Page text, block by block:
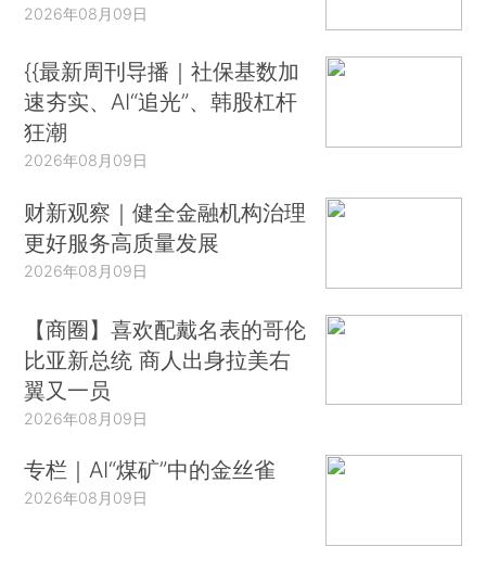
2026年08月09日
{{最新周刊导播｜社保基数加
速夯实、AI“追光”、韩股杠杆
狂潮
2026年08月09日
财新观察｜健全金融机构治理
更好服务高质量发展
2026年08月09日
【商圈】喜欢配戴名表的哥伦
比亚新总统 商人出身拉美右
翼又一员
2026年08月09日
专栏｜AI“煤矿”中的金丝雀
2026年08月09日